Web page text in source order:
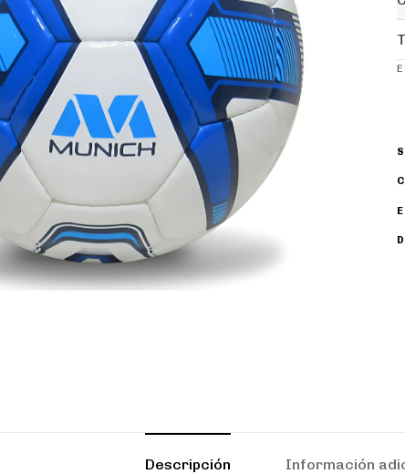
Descripción Información